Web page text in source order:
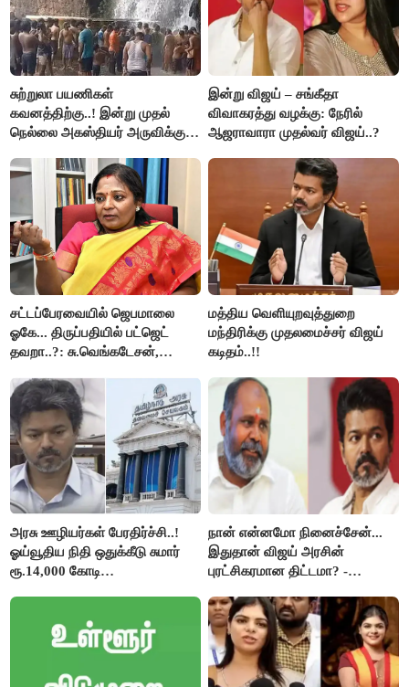
சுற்றுலா பயணிகள்
கவனத்திற்கு..! இன்று முதல்
நெல்லை அகஸ்தியர் அருவிக்கு
இன்று விஜய் – சங்கீதா
விவாகரத்து வழக்கு: நேரில்
ஆஜராவாரா முதல்வர் விஜய்..?
சட்டப்பேரவையில் ஜெபமாலை
ஓகே... திருப்பதியில் பட்ஜெட்
தவறா..?: சு.வெங்கடேசன்,
கேள்வி..!
மத்திய வெளியுறவுத்துறை
மந்திரிக்கு முதலமைச்சர் விஜய்
கடிதம்..!!
அரசு ஊழியர்கள் பேரதிர்ச்சி..!
ஓய்வூதிய நிதி ஒதுக்கீடு சுமார்
ரூ.14,000 கோடி
நான் என்னமோ நினைச்சேன்...
இதுதான் விஜய் அரசின்
புரட்சிகரமான திட்டமா? -